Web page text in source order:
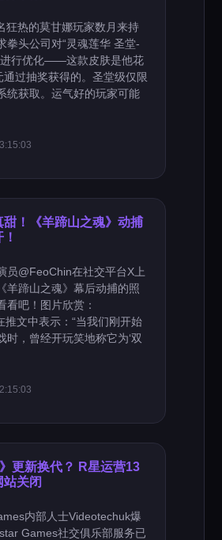
狂热的莫甘娜玩家数月来持
拳头公司对“灵魂莲华 圣堂-
进行优化——这款皮肤是他花
通过抽奖获得的。圣堂级仅限
统获取。运气好的玩家可能
甜！《羊蹄山之魂》动捕
员@FeoChin在社交平台X上
羊蹄山之魂》幕后动捕的照
看吧！图片欣赏：
推文中表示：“当我们刚开始
时，曾经开玩笑地称它为‘双
更新换代？ R星运营13
站关闭
内部人士Videotechuk爆
Games社交俱乐部服务已